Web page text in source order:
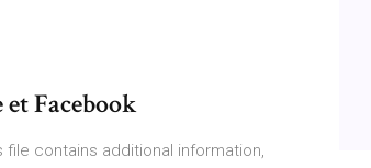
Facebook
file contains additional information,